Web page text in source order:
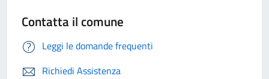
Contatta il comune
Leggi le domande frequenti
Richiedi Assistenza